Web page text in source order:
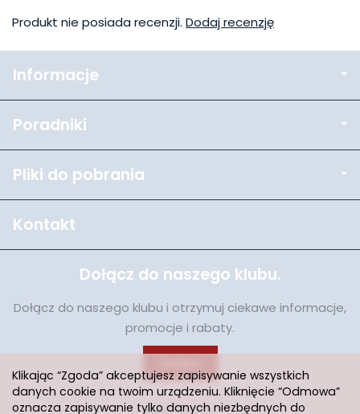
Produkt nie posiada recenzji. Dodaj recenzję
Informacje
Poradniki
Pliki do pobrania
Kontakt
Dołącz do naszego klubu.
Dołącz do naszego klubu i otrzymuj ciekawe informacje,
promocje i rabaty.
Klikając “Zgoda” akceptujesz zapisywanie wszystkich
danych cookie na twoim urządzeniu. Kliknięcie “Odmowa”
oznacza zapisywanie tylko danych niezbędnych do